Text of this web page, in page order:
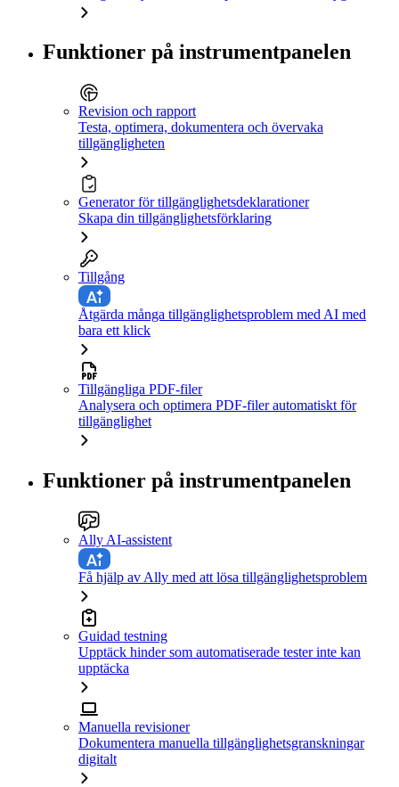
Funktioner på instrumentpanelen
Revision och rapport
Testa, optimera, dokumentera och övervaka
tillgängligheten
Generator för tillgänglighetsdeklarationer
Skapa din tillgänglighetsförklaring
Tillgång
Åtgärda många tillgänglighetsproblem med AI med
bara ett klick
Tillgängliga PDF-filer
Analysera och optimera PDF-filer automatiskt för
tillgänglighet
Funktioner på instrumentpanelen
Ally AI-assistent
Få hjälp av Ally med att lösa tillgänglighetsproblem
Guidad testning
Upptäck hinder som automatiserade tester inte kan
upptäcka
Manuella revisioner
Dokumentera manuella tillgänglighetsgranskningar
digitalt